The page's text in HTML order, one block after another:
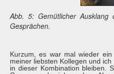
Abb. 5: Gemütlicher Ausklang
Gesprächen.
Kurzum, es war mal wieder
meiner liebsten Kollegen und
in dieser Kombination bleiben.